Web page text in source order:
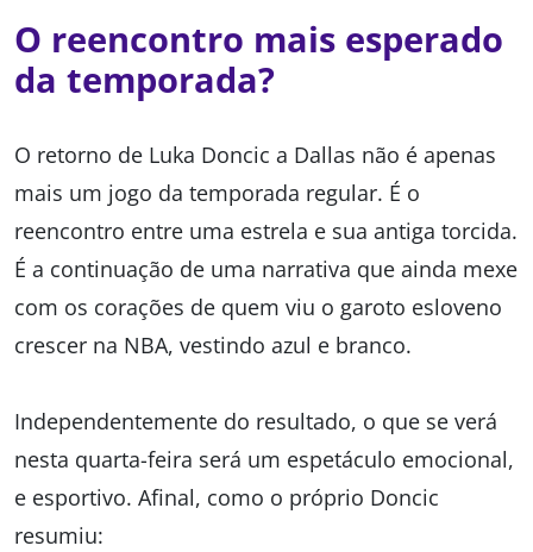
O reencontro mais esperado
da temporada?
O retorno de Luka Doncic a Dallas não é apenas
mais um jogo da temporada regular. É o
reencontro entre uma estrela e sua antiga torcida.
É a continuação de uma narrativa que ainda mexe
com os corações de quem viu o garoto esloveno
crescer na NBA, vestindo azul e branco.
Independentemente do resultado, o que se verá
nesta quarta-feira será um espetáculo emocional,
e esportivo. Afinal, como o próprio Doncic
resumiu: